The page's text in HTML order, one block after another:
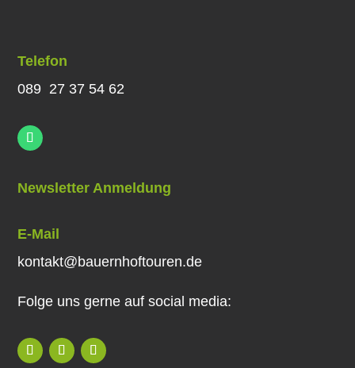
Telefon
089 27 37 54 62
Newsletter Anmeldung
E-Mail
kontakt@bauernhoftouren.de
Folge uns gerne auf social media: